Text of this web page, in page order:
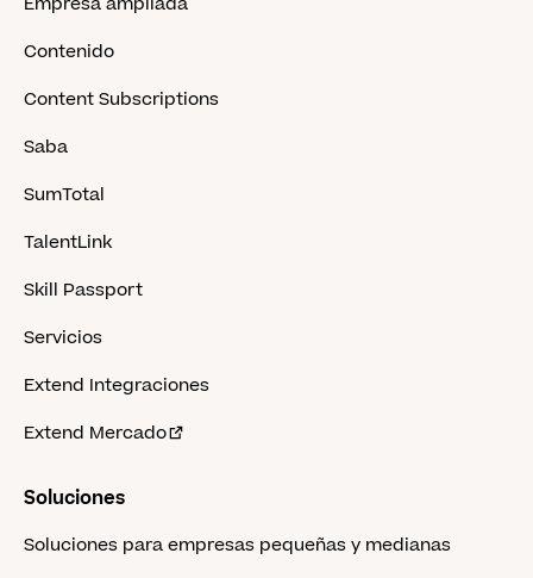
Contenido
Content Subscriptions
Saba
SumTotal
TalentLink
Skill Passport
Servicios
Extend Integraciones
Extend Mercado
Soluciones
Soluciones para empresas pequeñas y medianas